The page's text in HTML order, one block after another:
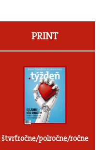
PRINT
štvrťročne/polročne/ročne